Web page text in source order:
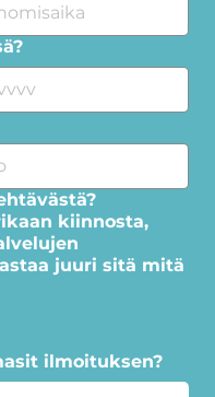
kiinnosta,
juuri sitä mitä
ilmoituksen?